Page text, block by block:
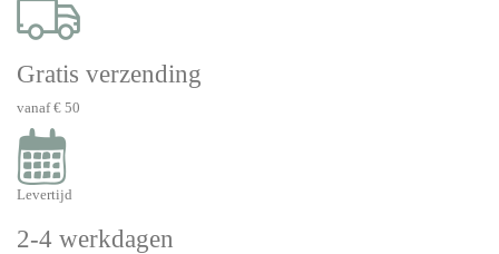
Gratis verzending
vanaf € 50
Levertijd
2-4 werkdagen